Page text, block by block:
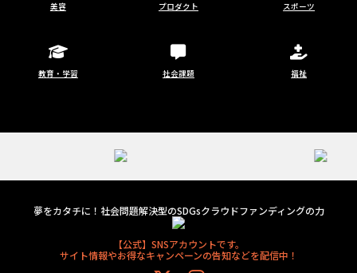
美容 プロダクト スポーツ
教育・学習 社会課題 福祉
夢をカタチに！社会問題解決型のSDGsクラウドファンディングの力
【公式】SNSアカウントです。
サイト情報やお得なキャンペーンの告知などを配信中！